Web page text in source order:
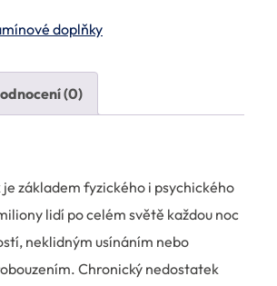
doplňky
(0)
základem fyzického i psychického
lidí po celém světě každou noc
neklidným usínáním nebo
Chronický nedostatek